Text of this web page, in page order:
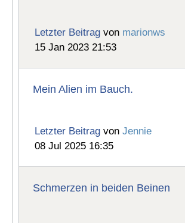
Letzter Beitrag von marionws
15 Jan 2023 21:53
Mein Alien im Bauch.
Letzter Beitrag vonJennie
08 Jul 2025 16:35
Schmerzen in beiden Beinen